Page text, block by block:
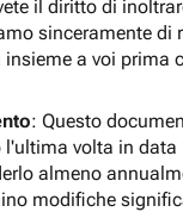
il diritto di
sinceramente di
a voi prima
: Questo
l'ultima volta in data
almeno
modifiche